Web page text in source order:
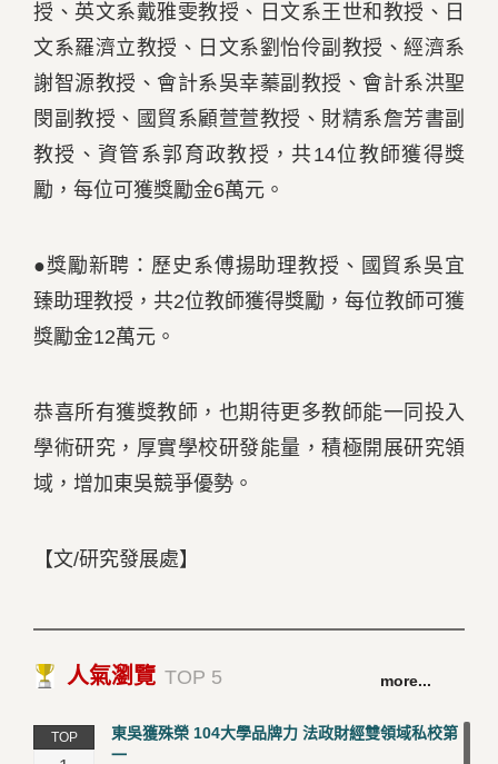
授、英文系戴雅雯教授、日文系王世和教授、日
文系羅濟立教授、日文系劉怡伶副教授、經濟系
謝智源教授、會計系吳幸蓁副教授、會計系洪聖
閔副教授、國貿系顧萱萱教授、財精系詹芳書副
教授、資管系郭育政教授，共14位教師獲得獎
勵，每位可獲獎勵金6萬元。
●獎勵新聘：歷史系傅揚助理教授、國貿系吳宜
臻助理教授，共2位教師獲得獎勵，每位教師可獲
獎勵金12萬元。
恭喜所有獲獎教師，也期待更多教師能一同投入
學術研究，厚實學校研發能量，積極開展研究領
域，增加東吳競爭優勢。
【文/研究發展處】
人氣瀏覽 TOP 5 more...
TOP
東吳獲殊榮 104大學品牌力 法政財經雙領域私校第
一